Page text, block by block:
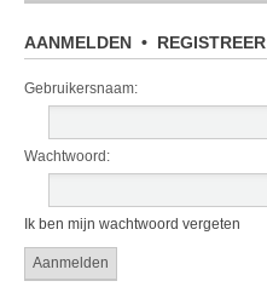
AANMELDEN • REGISTREER
Gebruikersnaam:
Wachtwoord:
Ik ben mijn wachtwoord vergeten